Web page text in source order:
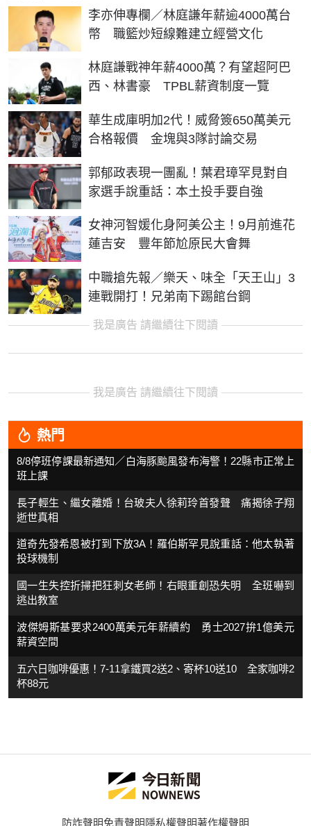
李亦伸專欄／林庭謙年薪逾4000萬台
幣 職籃炒短線難建立經營文化
林庭謙戰神年薪4000萬？有望超阿巴
西、林書豪 TPBL薪資制度一覽
華生成庫明加2代！威脅簽650萬美元
合格報價 金塊與3隊討論交易
郭郁政表現一團亂！葉君璋罕見對自
家選手說重話：本土投手要自強
女神河智媛化身阿美公主！9月前進花
蓮吉安 豐年節尬原民大會舞
中職搶先報／樂天、味全「天王山」3
連戰開打！兄弟南下踢館台鋼
我是廣告 請繼續往下閱讀
我是廣告 請繼續往下閱讀
熱門
8/8停班停課最新通知／白海豚颱風發布海警！22縣市正常上
班上課
長子輕生、繼女離婚！台玻夫人徐莉玲首發聲 痛揭徐子翔
逝世真相
道奇先發希恩被打到下放3A！羅伯斯罕見說重話：他太執著
投球機制
國一生失控折掃把狂刺女老師！右眼重創恐失明 全班嚇到
逃出教室
波傑姆斯基要求2400萬美元年薪續約 勇士2027拚1億美元
薪資空間
五六日咖啡優惠！7-11拿鐵買2送2、寄杯10送10 全家咖啡2
杯88元
防詐聲明免責聲明隱私權聲明著作權聲明